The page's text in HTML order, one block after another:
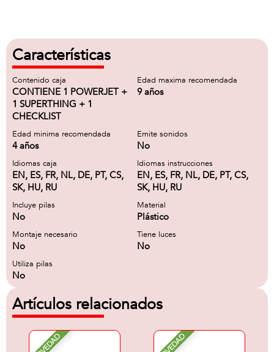
Características
Contenido caja
CONTIENE 1 POWERJET +
1 SUPERTHING + 1
CHECKLIST
Edad maxima recomendada
9 años
Edad minima recomendada
4 años
Emite sonidos
No
Idiomas caja
EN, ES, FR, NL, DE, PT, CS,
SK, HU, RU
Idiomas instrucciones
EN, ES, FR, NL, DE, PT, CS,
SK, HU, RU
Incluye pilas
No
Material
Plástico
Montaje necesario
No
Tiene luces
No
Utiliza pilas
No
Artículos relacionados